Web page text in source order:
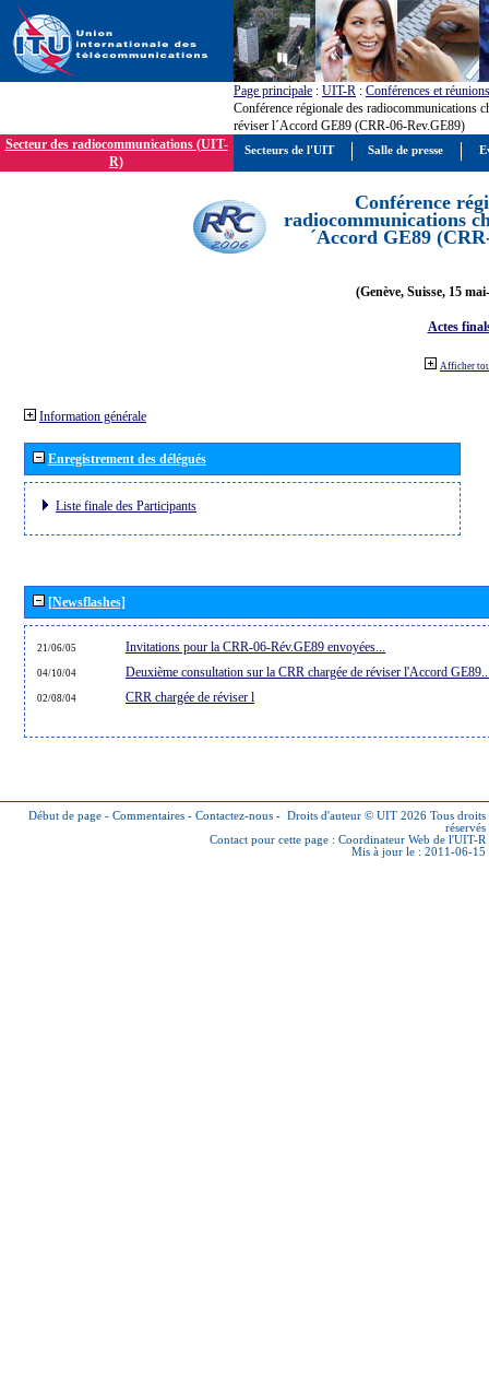
Page principale : UIT-R : Conférences et réunions
Conférence régionale des radiocommunications
réviser l´Accord GE89 (CRR-06-Rev.GE89)
Secteur des radiocommunications (UIT-
R)
Conférence
radiocommunications
´Accord GE89
(Genève, Suisse, 15
Actes
Afficher
Information générale
Enregistrement des délégués
Liste finale des Participants
[Newsflashes]
21/06/05 Invitations pour la CRR-06-Rév.GE89 envoyées...
04/10/04 Deuxième consultation sur la CRR chargée de réviser l'Accord
02/08/04 CRR chargée de réviser l
Début de page - Commentaires - Contactez-nous - Droits d'auteur © UIT 2026 Tous droits
réservés
Contact pour cette page : Coordinateur Web de l'UIT-R
Mis à jour le : 2011-06-15
Secteurs de l'UIT Salle de presse